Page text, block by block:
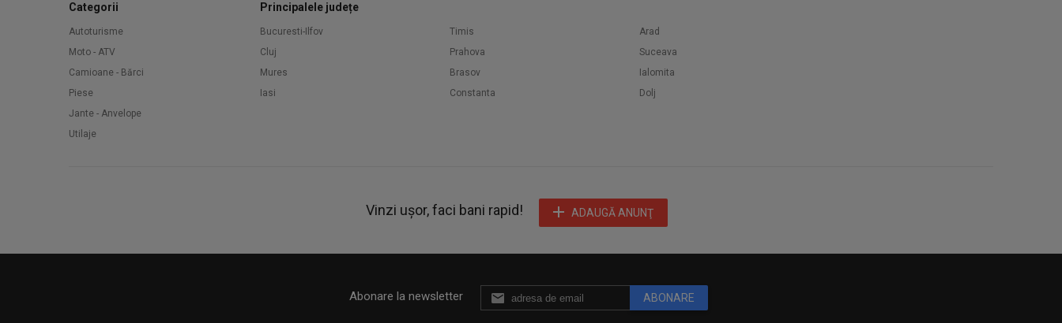
Categorii
Autoturisme
Moto - ATV
Camioane - Bărci
Piese
Jante - Anvelope
Utilaje
Principalele județe
Bucuresti-Ilfov
Cluj
Mures
Iasi
Timis
Prahova
Brasov
Constanta
Arad
Suceava
Ialomita
Dolj
Vinzi ușor, faci bani rapid! ADAUGĂ ANUNŢ
Abonare la newsletter ABONARE